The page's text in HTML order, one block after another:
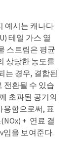
예시는 캐나다
테일 가스 열
스트림은 평균
상당한 농도를
는 경우, 결합된
전환될 수 있습
초과된 공기의
용함으로써, 표
+ 연료 결
임을 보여준다.